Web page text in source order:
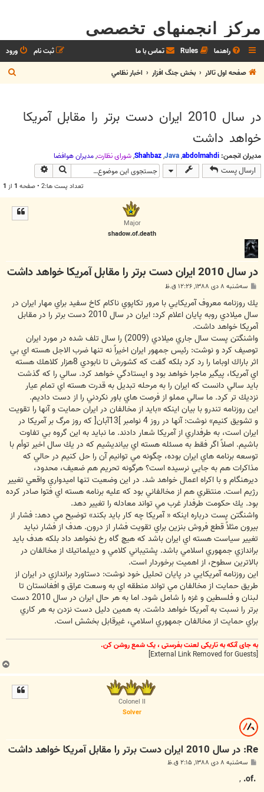
مرکز انجمنهای تخصصی
راهنما Rules تماس با ما ورود
ثبت نام
صفحه اول تالار
بخش جنگ افزار اخبار نظامي
س
در سال 2010 ايران دست برتر را مقابل آمريكا
خواهد داشت
مدیران انجمن: abdolmahdi
,
Java
,
Shahbaz
,شوراي نظارت,مديران هوافضا
ارسال پست جستجو
تعداد پست ها:2 • صفحه 1 از 1
Major
shadow.of.death
در سال 2010 ايران دست برتر را مقابل آمريكا خواهد داشت
ت
سه‌شنبه ۸ دی ۱۳۸۸, ۱۲:۲۶ ق.ظ
يك روزنامه معروف آمريكايي با مرور تكاپوي ناكام كاخ سفيد براي مهار ايران در
سال ميلادي روبه پايان اعلام كرد: ايران در سال 2010 دست برتر را در مقابل
آمريكا خواهد داشت.
واشنگتن پست سال جاري ميلادي (2009) را سال تلف شده در مورد ايران
توصيف كرد و نوشت: رئيس جمهور ايران اخيراً نه تنها ضرب الاجل هسته اي بي
اثر باراك اوباما را رد كرد بلكه گفت كه كشورش تا نابودي 8هزار كلاهك هسته
اي آمريكا، پيگير ماجرا خواهد بود و ايستادگي خواهد كرد. سالي را كه گذشت
بايد سالي دانست كه ايران را به مرحله تبديل به قدرت هسته اي تمام عيار
نزديك تر كرد. ما سالي مملو از فرصت هاي باور نكردني را از دست داديم.
اين روزنامه تندرو با بيان اينكه «بايد از مخالفان در ايران حمايت و آنها را تقويت
و تشويق كنيم» نوشت: آنها در روز 4 نوامبر ]13آبان[ كه روز مرگ بر آمريكا در
ايران است، به طرفداري از آمريكا شعار دادند. ما نبايد به اين گروه بي تفاوت
باشيم. اصلاً اگر فقط به مسئله هسته اي بيانديشيم كه در يك سال اخير توأم با
توسعه برنامه هاي ايران بوده، چگونه مي توانيم آن را حل كنيم در حالي كه
مذاكرات هم به جايي نرسيده است؟ هرگونه تحريم هم ضعيف، محدود،
ديرهنگام و با اكراه اعمال خواهد شد. در اين وضعيت تنها اميدواري واقعي تغيير
رژيم است. منتظري هم از مخالفاني بود كه عليه برنامه هسته اي فتوا صادر كرده
بود. يك حكومت طرفدار غرب مي تواند معادله را تغيير دهد.
واشنگتن پست درباره اينكه « آمريكا چه كار بايد بكند» توضيح مي دهد: فشار از
بيرون مثلاً قطع فروش بنزين براي تقويت فشار از درون. هدف از فشار نبايد
تغيير سياست هسته اي ايران باشد كه هيچ گاه رخ نخواهد داد بلكه هدف بايد
براندازي جمهوري اسلامي باشد. پشتيباني كلامي و ديپلماتيك از مخالفان در
بالاترين سطوح، از اهميت برخوردار است.
اين روزنامه آمريكايي در پايان تحليل خود نوشت: دستاورد براندازي در ايران از
طريق حمايت از مخالفان مي تواند منطقه اي به وسعت عراق و افغانستان تا
لبنان و فلسطين و غزه را شامل شود. اما به هر حال ايران در سال 2010 دست
برتر را نسبت به آمريكا خواهد داشت. به همين دليل دست نزدن به هر كاري
براي حمايت از مخالفان جمهوري اسلامي، غيرقابل بخشش است.
به جای آنکه به تاریکی لعنت بفرستی ، یک شمع روشن کن.
[External Link Removed for Guests]
Colonel II
Solver
Re: در سال 2010 ايران دست برتر را مقابل آمريكا خواهد داشت
ت
سه‌شنبه ۸ دی ۱۳۸۸, ۲:۱۵ ق.ظ
.of.
,